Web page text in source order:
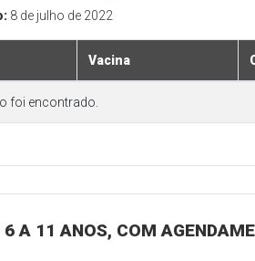
8 de julho de 2022
Vacina
foi encontrado.
6 A 11 ANOS, COM